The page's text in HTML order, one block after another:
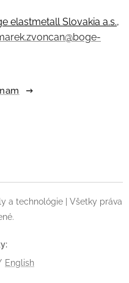
elastmetall Slovakia a.s.,
a technológie | Všetky práva
English